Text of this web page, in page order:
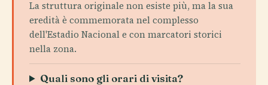
La struttura originale non esiste più, ma la sua
eredità è commemorata nel complesso
dell'Estadio Nacional e con marcatori storici
nella zona.
Quali sono gli orari di visita?